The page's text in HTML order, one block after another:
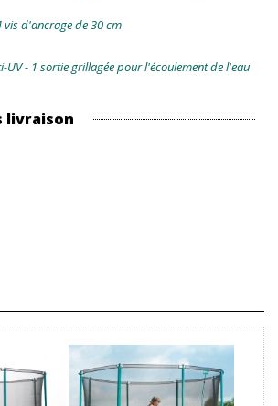
vis d'ancrage de 30 cm
UV - 1 sortie grillagée pour l'écoulement de l'eau
livraison